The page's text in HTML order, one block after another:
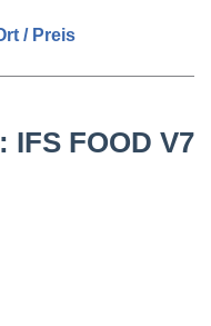
/ Preis
IFS FOOD V7